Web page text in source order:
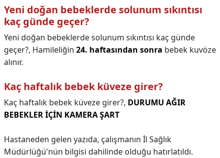
Yeni doğan bebeklerde solunum sıkıntısı
kaç günde geçer?
Yeni doğan bebeklerde solunum sıkıntısı kaç günde
geçer?, Hamileliğin 24. haftasından sonra bebek kuvöze
alınır.
Kaç haftalık bebek küveze girer?
Kaç haftalık bebek küveze girer?, DURUMU AĞIR
BEBEKLER İÇİN KAMERA ŞART
Hastaneden gelen yazıda, çalışmanın İl Sağlık
Müdürlüğü'nün bilgisi dahilinde olduğu hatırlatıldı.